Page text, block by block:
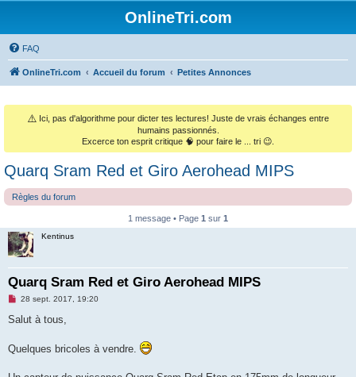
OnlineTri.com
FAQ
OnlineTri.com Accueil du forum Petites Annonces
⚠️ Ici, pas d'algorithme pour dicter tes lectures! Juste de vrais échanges entre
humains passionnés.
Excerce ton esprit critique 🧠 pour faire le ... tri 😉.
Quarq Sram Red et Giro Aerohead MIPS
Règles du forum
1 message • Page 1 sur 1
Kentinus
Quarq Sram Red et Giro Aerohead MIPS
M
s
g
e
o
28 sept. 2017, 19:20
Salut à tous,
Quelques bricoles à vendre.